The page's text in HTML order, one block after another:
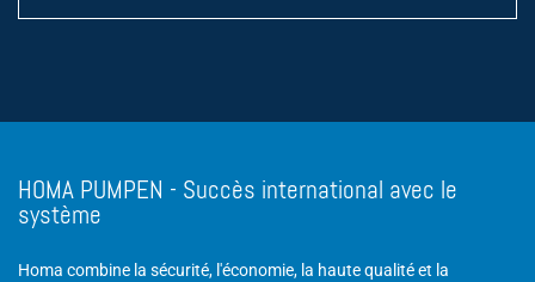
HOMA PUMPEN - Succès international avec le
système
Homa combine la sécurité, l'économie, la haute qualité et la